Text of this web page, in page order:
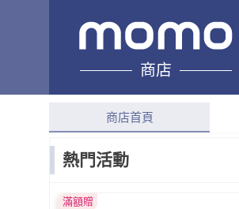
商店
COLOR ME
綜合評分
商店首頁
熱門活動
滿額贈